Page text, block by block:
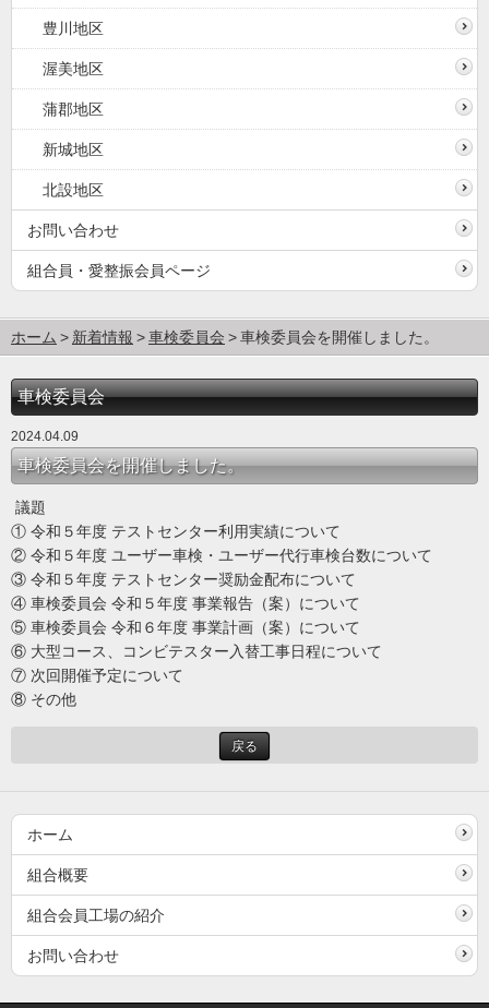
豊川地区
渥美地区
蒲郡地区
新城地区
北設地区
お問い合わせ
組合員・愛整振会員ページ
ホーム 新着情報 車検委員会 車検委員会を開催しました。
車検委員会
2024.04.09
車検委員会を開催しました。
議題
① 令和５年度 テストセンター利用実績について
② 令和５年度 ユーザー車検・ユーザー代行車検台数について
③ 令和５年度 テストセンター奨励金配布について
④ 車検委員会 令和５年度 事業報告（案）について
⑤ 車検委員会 令和６年度 事業計画（案）について
⑥ 大型コース、コンビテスター入替工事日程について
⑦ 次回開催予定について
⑧ その他
戻る
ホーム
組合概要
組合会員工場の紹介
お問い合わせ